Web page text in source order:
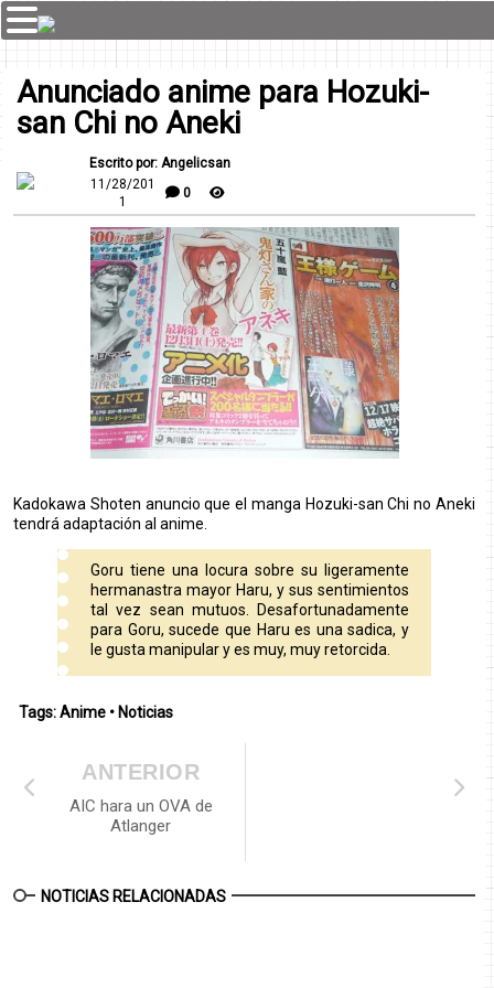
Anunciado anime para Hozuki-
san Chi no Aneki
Escrito por: Angelicsan
11/28/201
1
0
Kadokawa Shoten anuncio que el manga Hozuki-san Chi no Aneki
tendrá adaptación al anime.
Goru tiene una locura sobre su ligeramente
hermanastra mayor Haru, y sus sentimientos
tal vez sean mutuos. Desafortunadamente
para Goru, sucede que Haru es una sadica, y
le gusta manipular y es muy, muy retorcida.
Tags:Anime • Noticias
ANTERIOR
AIC hara un OVA de
Atlanger
NOTICIAS RELACIONADAS